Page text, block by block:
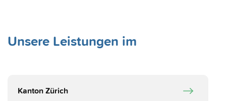
Unsere Leistungen im
Kanton Zürich